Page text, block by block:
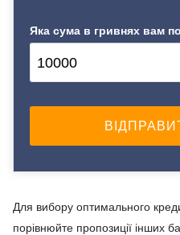
Яка сума в гривнях вам
Для вибору оптимального
порівнюйте пропозиції інших